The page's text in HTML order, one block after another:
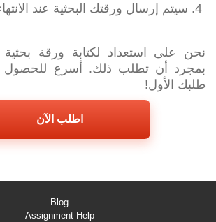
سيتم إرسال ورقتك البحثية عند
نحن على استعداد لكتابة ورقة
بمجرد أن تطلب ذلك. أسرع
طلبك الأول!
اطلب الآن
Blog
Assignment Help